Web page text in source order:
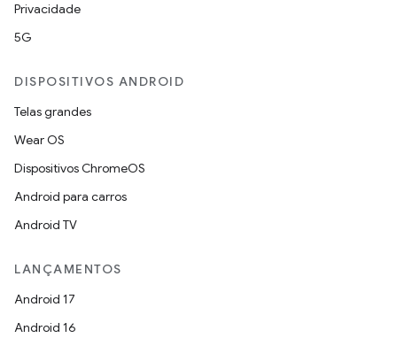
Privacidade
5G
DISPOSITIVOS ANDROID
Telas grandes
Wear OS
Dispositivos ChromeOS
Android para carros
Android TV
LANÇAMENTOS
Android 17
Android 16